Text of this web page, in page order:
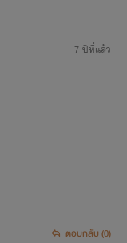
7 ปีที่แล้ว
ตอบกลับ (0)